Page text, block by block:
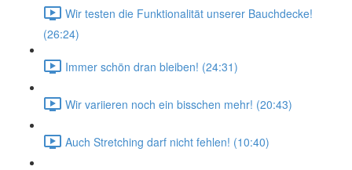
Wir testen die Funktionalität unserer Bauchdecke!
(26:24)
Immer schön dran bleiben! (24:31)
Wir variieren noch ein bisschen mehr! (20:43)
Auch Stretching darf nicht fehlen! (10:40)